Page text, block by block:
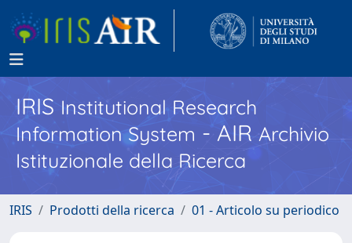
IRISInstitutional Research
Information System - AIR Archivio
Istituzionale della Ricerca
IRIS Prodotti della ricerca 01 - Articolo su periodico